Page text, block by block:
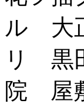
ル 大
リ 黒
院 屋